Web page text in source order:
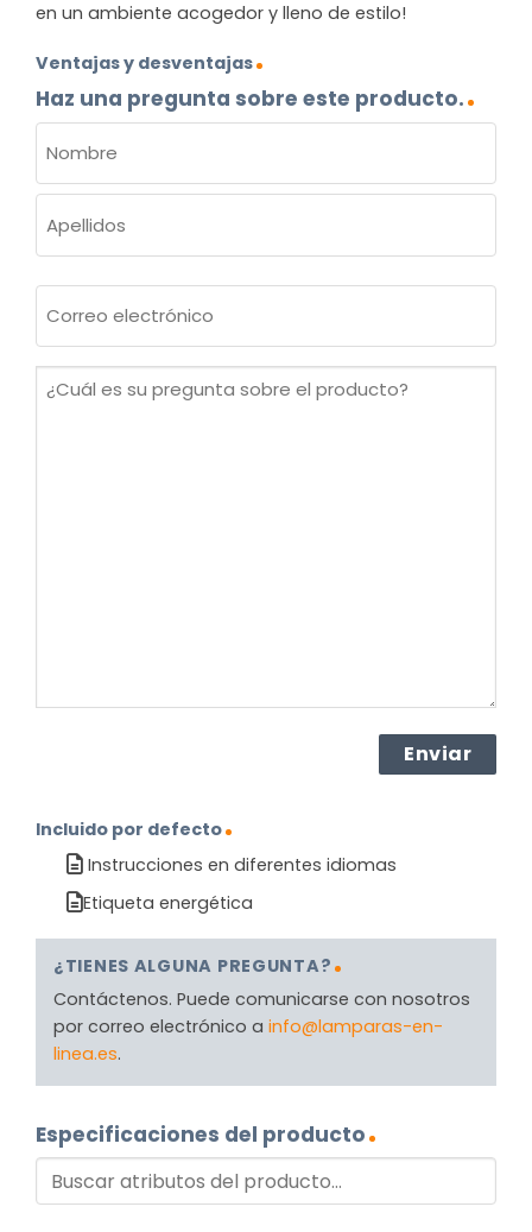
en un ambiente acogedor y lleno de estilo!
Ventajas y desventajas
Haz una pregunta sobre este producto.
(OBLIGATORIO)
Nombre
electrónico
¿Cuál
Incluido por defecto
Instrucciones en diferentes idiomas
Etiqueta energética
¿TIENES ALGUNA PREGUNTA?
Contáctenos. Puede comunicarse con nosotros
por correo electrónico a info@lamparas-en-
linea.es.
Especificaciones del producto